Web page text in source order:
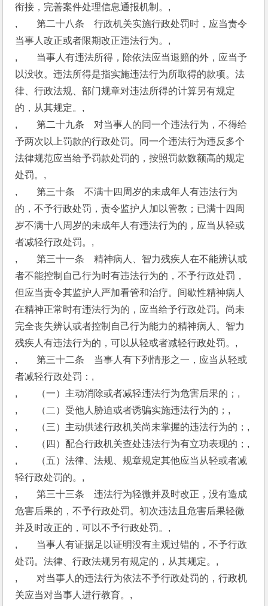
衔接，完善案件处理信息通报机制。,
,　　第二十八条　行政机关实施行政处罚时，应当责令
当事人改正或者限期改正违法行为。,
,　　当事人有违法所得，除依法应当退赔的外，应当予
以没收。违法所得是指实施违法行为所取得的款项。法
律、行政法规、部门规章对违法所得的计算另有规定
的，从其规定。,
,　　第二十九条　对当事人的同一个违法行为，不得给
予两次以上罚款的行政处罚。同一个违法行为违反多个
法律规范应当给予罚款处罚的，按照罚款数额高的规定
处罚。,
,　　第三十条　不满十四周岁的未成年人有违法行为
的，不予行政处罚，责令监护人加以管教；已满十四周
岁不满十八周岁的未成年人有违法行为的，应当从轻或
者减轻行政处罚。,
,　　第三十一条　精神病人、智力残疾人在不能辨认或
者不能控制自己行为时有违法行为的，不予行政处罚，
但应当责令其监护人严加看管和治疗。间歇性精神病人
在精神正常时有违法行为的，应当给予行政处罚。尚未
完全丧失辨认或者控制自己行为能力的精神病人、智力
残疾人有违法行为的，可以从轻或者减轻行政处罚。,
,　　第三十二条　当事人有下列情形之一，应当从轻或
者减轻行政处罚：,
,　　（一）主动消除或者减轻违法行为危害后果的；,
,　　（二）受他人胁迫或者诱骗实施违法行为的；,
,　　（三）主动供述行政机关尚未掌握的违法行为的；,
,　　（四）配合行政机关查处违法行为有立功表现的；,
,　　（五）法律、法规、规章规定其他应当从轻或者减
轻行政处罚的。,
,　　第三十三条　违法行为轻微并及时改正，没有造成
危害后果的，不予行政处罚。初次违法且危害后果轻微
并及时改正的，可以不予行政处罚。,
,　　当事人有证据足以证明没有主观过错的，不予行政
处罚。法律、行政法规另有规定的，从其规定。,
,　　对当事人的违法行为依法不予行政处罚的，行政机
关应当对当事人进行教育。,